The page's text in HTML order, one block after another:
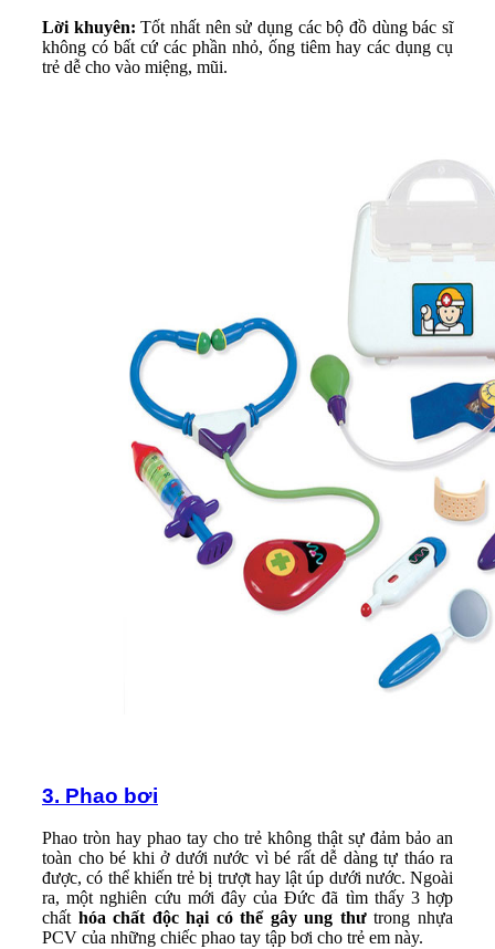
Lời khuyên: Tốt nhất nên sử dụng các bộ đồ dùng bác sĩ
không có bất cứ các phần nhỏ, ống tiêm hay các dụng cụ
trẻ dễ cho vào miệng, mũi.
3. Phao bơi
Phao tròn hay phao tay cho trẻ không thật sự đảm bảo an
toàn cho bé khi ở dưới nước vì bé rất dễ dàng tự tháo ra
được, có thể khiến trẻ bị trượt hay lật úp dưới nước. Ngoài
ra, một nghiên cứu mới đây của Đức đã tìm thấy 3 hợp
chất hóa chất độc hại có thể gây ung thưtrong nhựa
PCV của những chiếc phao tay tập bơi cho trẻ em này.